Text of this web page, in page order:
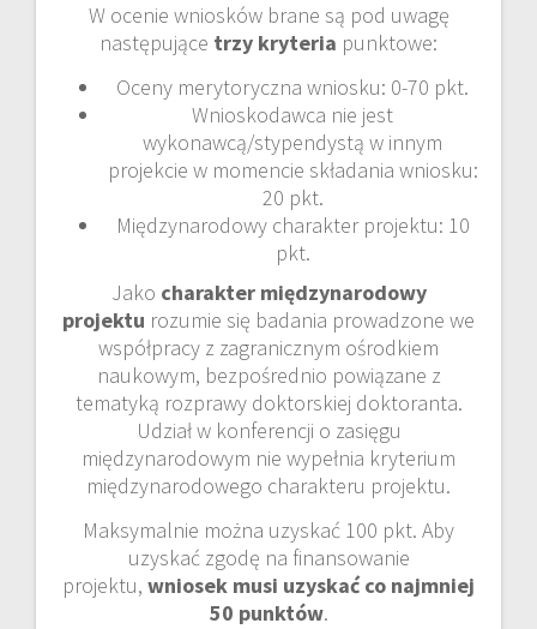
W ocenie wniosków brane są pod uwagę
następujące trzy kryteria punktowe:
Oceny merytoryczna wniosku: 0-70 pkt.
Wnioskodawca nie jest
wykonawcą/stypendystą w innym
projekcie w momencie składania wniosku:
20 pkt.
Międzynarodowy charakter projektu: 10
pkt.
Jako charakter międzynarodowy
projektu rozumie się badania prowadzone we
współpracy z zagranicznym ośrodkiem
naukowym, bezpośrednio powiązane z
tematyką rozprawy doktorskiej doktoranta.
Udział w konferencji o zasięgu
międzynarodowym nie wypełnia kryterium
międzynarodowego charakteru projektu.
Maksymalnie można uzyskać 100 pkt. Aby
uzyskać zgodę na finansowanie
projektu, wniosek musi uzyskać co najmniej
50 punktów.